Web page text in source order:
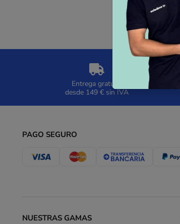
Entrega gratuita
desde 149 € sin IVA
PAGO SEGURO
NUESTRAS GAMAS